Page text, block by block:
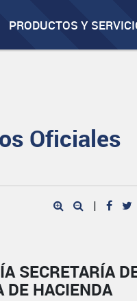
PRODUCTOS Y
Oficiales
|
SECRETARÍA
DE HACIENDA